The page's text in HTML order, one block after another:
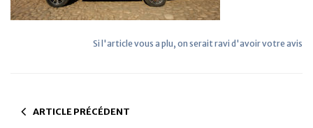
Si l'article vous a plu, on serait ravi d'avoir votre avis
ARTICLE PRÉCÉDENT